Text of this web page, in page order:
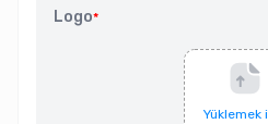
Logo*
Yüklemek